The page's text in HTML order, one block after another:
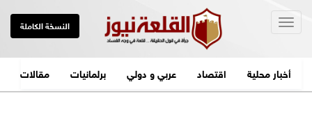
النسخة الكاملة
أخبار محلية اقتصاد عربي و دولي برلمانيات مقالات